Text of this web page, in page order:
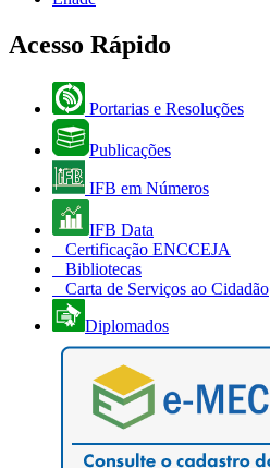
Acesso Rápido
Portarias e Resoluções
Publicações
IFB em Números
IFB Data
Certificação ENCCEJA
Bibliotecas
Carta de Serviços ao Cidadão
Diplomados